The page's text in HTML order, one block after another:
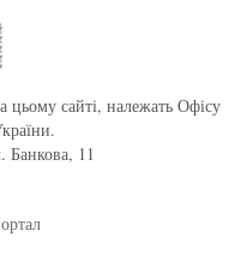
цьому сайті, належать Офісу
Банкова, 11